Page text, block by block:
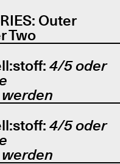
Outer
Two
4/5 oder
4/5 oder